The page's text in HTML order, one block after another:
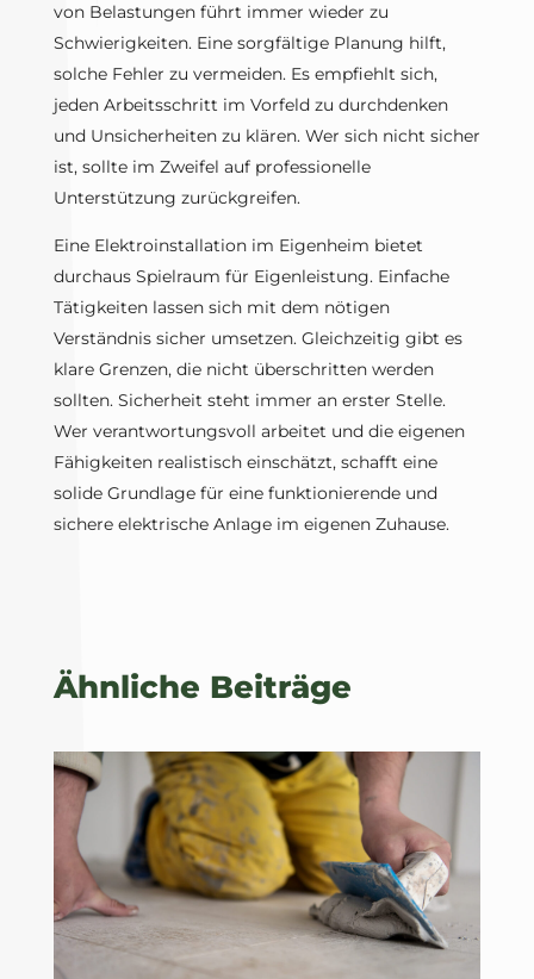
von Belastungen führt immer wieder zu
Schwierigkeiten. Eine sorgfältige Planung hilft,
solche Fehler zu vermeiden. Es empfiehlt sich,
jeden Arbeitsschritt im Vorfeld zu durchdenken
und Unsicherheiten zu klären. Wer sich nicht sicher
ist, sollte im Zweifel auf professionelle
Unterstützung zurückgreifen.
Eine Elektroinstallation im Eigenheim bietet
durchaus Spielraum für Eigenleistung. Einfache
Tätigkeiten lassen sich mit dem nötigen
Verständnis sicher umsetzen. Gleichzeitig gibt es
klare Grenzen, die nicht überschritten werden
sollten. Sicherheit steht immer an erster Stelle.
Wer verantwortungsvoll arbeitet und die eigenen
Fähigkeiten realistisch einschätzt, schafft eine
solide Grundlage für eine funktionierende und
sichere elektrische Anlage im eigenen Zuhause.
Ähnliche Beiträge